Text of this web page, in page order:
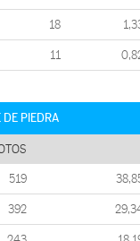
18
11
PIEDRA
519
392